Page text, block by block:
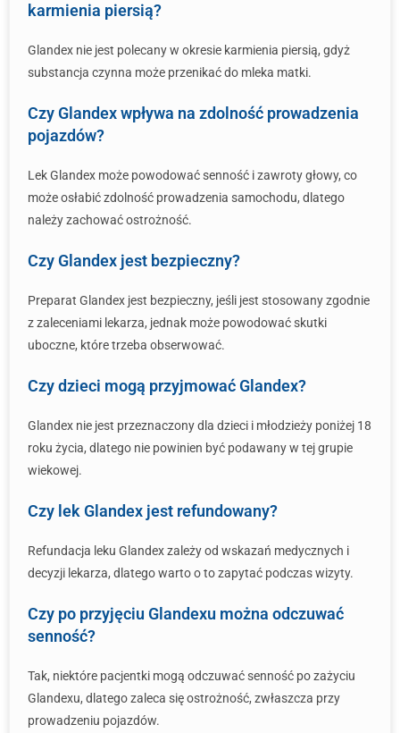
karmienia piersią?
Glandex nie jest polecany w okresie karmienia piersią, gdyż
substancja czynna może przenikać do mleka matki.
Czy Glandex wpływa na zdolność prowadzenia
pojazdów?
Lek Glandex może powodować senność i zawroty głowy, co
może osłabić zdolność prowadzenia samochodu, dlatego
należy zachować ostrożność.
Czy Glandex jest bezpieczny?
Preparat Glandex jest bezpieczny, jeśli jest stosowany zgodnie
z zaleceniami lekarza, jednak może powodować skutki
uboczne, które trzeba obserwować.
Czy dzieci mogą przyjmować Glandex?
Glandex nie jest przeznaczony dla dzieci i młodzieży poniżej 18
roku życia, dlatego nie powinien być podawany w tej grupie
wiekowej.
Czy lek Glandex jest refundowany?
Refundacja leku Glandex zależy od wskazań medycznych i
decyzji lekarza, dlatego warto o to zapytać podczas wizyty.
Czy po przyjęciu Glandexu można odczuwać
senność?
Tak, niektóre pacjentki mogą odczuwać senność po zażyciu
Glandexu, dlatego zaleca się ostrożność, zwłaszcza przy
prowadzeniu pojazdów.